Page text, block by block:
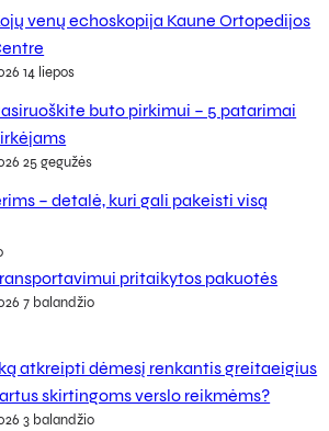
venų echoskopija Kaune Ortopedijos
14 liepos
buto pirkimui – 5 patarimai
25 gegužės
– detalė, kuri gali pakeisti visą
pritaikytos pakuotės
7 balandžio
atkreipti dėmesį renkantis greitaeigius
skirtingoms verslo reikmėms?
3 balandžio